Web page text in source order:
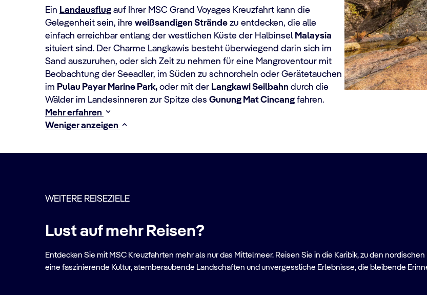
Ein Landausflug auf Ihrer MSC Grand Voyages Kreuzfahrt kann die
Gelegenheit sein, ihre weißsandigen Strände zu entdecken, die alle
einfach erreichbar entlang der westlichen Küste der Halbinsel Malaysia
situiert sind. Der Charme Langkawis besteht überwiegend darin sich im
Sand auszuruhen, oder sich Zeit zu nehmen für eine Mangroventour mit
Beobachtung der Seeadler, im Süden zu schnorcheln oder Gerätetauchen
im Pulau Payar Marine Park, oder mit der Langkawi Seilbahn durch die
Wälder im Landesinneren zur Spitze des Gunung Mat Cincang fahren.
Mehr erfahren
Weniger anzeigen
WEITERE REISEZIELE
Lust auf mehr Reisen?
Entdecken Sie mit MSC Kreuzfahrten mehr als nur das Mittelmeer. Reisen Sie in die Karibik, zu den
eine faszinierende Kultur, atemberaubende Landschaften und unvergessliche Erlebnisse, die bleibende